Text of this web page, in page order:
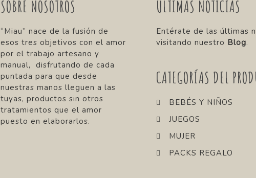
SOBRE NOSOTROS
“Miau” nace de la fusión de
esos tres objetivos con el amor
por el trabajo artesano y
manual, disfrutando de cada
puntada para que desde
nuestras manos lleguen a las
tuyas, productos sin otros
tratamientos que el amor
puesto en elaborarlos.
ÚLTIMAS NOTICIAS
Entérate de las últimas
visitando nuestro Blog.
CATEGORÍAS DEL
BEBÉS Y NIÑOS
JUEGOS
MUJER
PACKS REGALO